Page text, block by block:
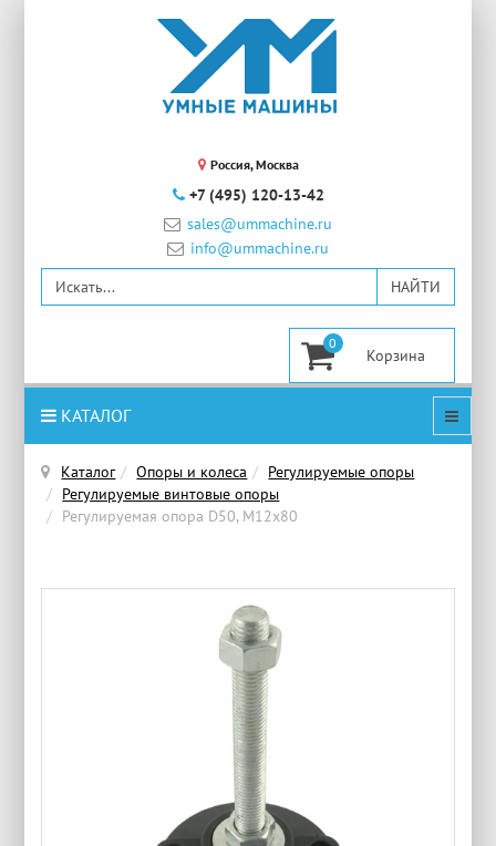
Россия, Москва
+7 (495) 120-13-42
sales@ummachine.ru
info@ummachine.ru
0
КАТАЛОГ
Каталог Опоры и колеса
Регулируемые опоры
Регулируемые винтовые опоры
Регулируемая опора D50, М12х80